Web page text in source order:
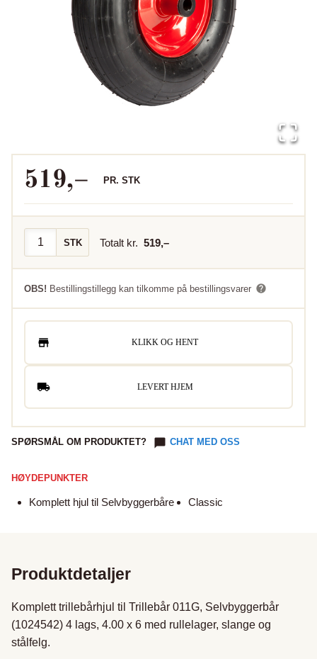
519,– PR. STK
STK Totalt kr. 519,–
OBS! Bestillingstillegg kan tilkomme på bestillingsvarer
KLIKK OG HENT
LEVERT HJEM
SPØRSMÅL OM PRODUKTET? CHAT MED OSS
HØYDEPUNKTER
Komplett hjul til Selvbyggerbåre Classic
Produktdetaljer
Komplett trillebårhjul til Trillebår 011G, Selvbyggerbår
(1024542) 4 lags, 4.00 x 6 med rullelager, slange og
stålfelg.